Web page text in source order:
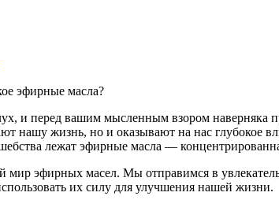
эфирные масла?
и перед вашим мысленным взором наверняка
нашу жизнь, но и оказывают на нас глубокое
лежат эфирные масла —
эфирных масел. Мы отправимся в
их силу для улучшения нашей жизни.